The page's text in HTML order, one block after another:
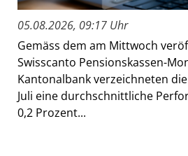
05.08.2026, 09:17 Uhr
Gemäss dem am Mittwoch
Swisscanto Pensionskassen-
Kantonalbank verzeichneten
Juli eine durchschnittliche
0,2 Prozent...